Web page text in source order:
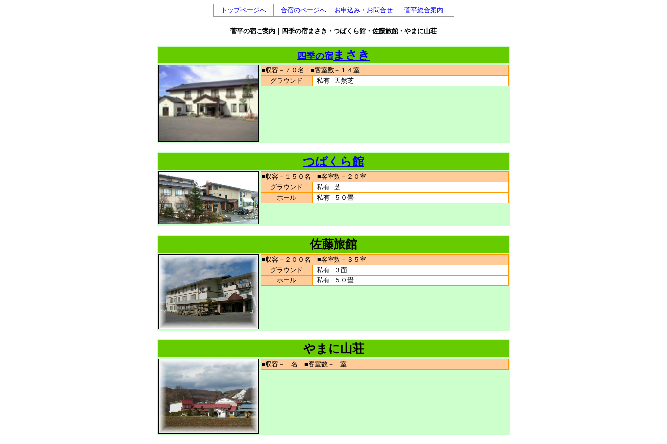
トップページへ 合宿のページへ お申込み・お問合せ 菅平総合案内
菅平の宿ご案内｜四季の宿まさき・つばくら館・佐藤旅館・やまに山荘
四季の宿まさき
■収容－７０名 ■客室数－１４室
グラウンド
私有 天然芝
つばくら館
■収容－１５０名 ■客室数－２０室
グラウンド
私有
芝
ホール
私有 ５０畳
佐藤旅館
■収容－２００名 ■客室数－３５室
グラウンド
私有
３面
ホール
私有 ５０畳
やまに山荘
■収容－ 名 ■客室数－ 室